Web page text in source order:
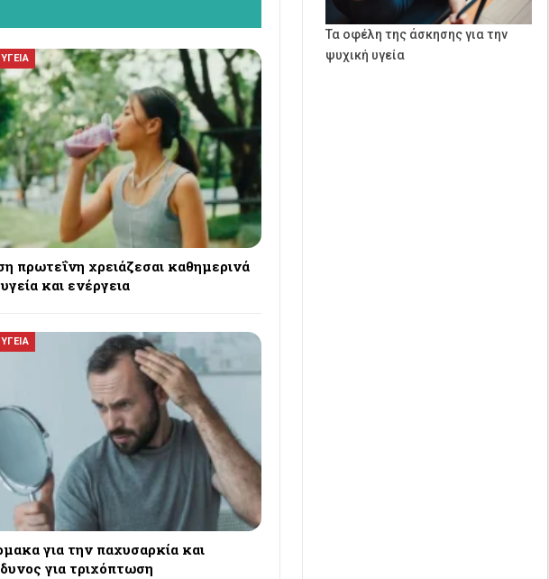
ΥΓΕΙΑ
πρωτεΐνη χρειάζεσαι καθημερινά
και ενέργεια
ΥΓΕΙΑ
για την παχυσαρκία και
για τριχόπτωση
Τα οφέλη της άσκησης για την
ψυχική υγεία